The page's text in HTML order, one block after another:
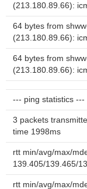
(213.180.89.66):
64 bytes from
(213.180.89.66):
64 bytes from
(213.180.89.66):
--- ping statistics ---
3 packets
time 1998ms
rtt min/avg/max/
139.405/139.465/
rtt min/avg/max/